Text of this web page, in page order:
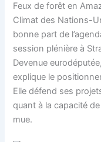
Feux de forêt en
Climat des Nations-
bonne part de
session plénière à
Devenue
explique le
Elle défend ses
quant à la capacité
mue.